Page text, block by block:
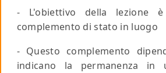
- L'obiettivo della lezione
complemento di stato in luogo
- Questo complemento
indicano la permanenza in